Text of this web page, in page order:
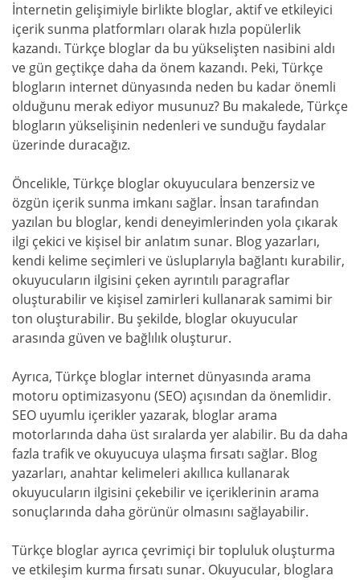
İnternetin gelişimiyle birlikte bloglar, aktif ve etkileyici
içerik sunma platformları olarak hızla popülerlik
kazandı. Türkçe bloglar da bu yükselişten nasibini aldı
ve gün geçtikçe daha da önem kazandı. Peki, Türkçe
blogların internet dünyasında neden bu kadar önemli
olduğunu merak ediyor musunuz? Bu makalede, Türkçe
blogların yükselişinin nedenleri ve sunduğu faydalar
üzerinde duracağız.
Öncelikle, Türkçe bloglar okuyuculara benzersiz ve
özgün içerik sunma imkanı sağlar. İnsan tarafından
yazılan bu bloglar, kendi deneyimlerinden yola çıkarak
ilgi çekici ve kişisel bir anlatım sunar. Blog yazarları,
kendi kelime seçimleri ve üsluplarıyla bağlantı kurabilir,
okuyucuların ilgisini çeken ayrıntılı paragraflar
oluşturabilir ve kişisel zamirleri kullanarak samimi bir
ton oluşturabilir. Bu şekilde, bloglar okuyucular
arasında güven ve bağlılık oluşturur.
Ayrıca, Türkçe bloglar internet dünyasında arama
motoru optimizasyonu (SEO) açısından da önemlidir.
SEO uyumlu içerikler yazarak, bloglar arama
motorlarında daha üst sıralarda yer alabilir. Bu da daha
fazla trafik ve okuyucuya ulaşma fırsatı sağlar. Blog
yazarları, anahtar kelimeleri akıllıca kullanarak
okuyucuların ilgisini çekebilir ve içeriklerinin arama
sonuçlarında daha görünür olmasını sağlayabilir.
Türkçe bloglar ayrıca çevrimiçi bir topluluk oluşturma
ve etkileşim kurma fırsatı sunar. Okuyucular, bloglara